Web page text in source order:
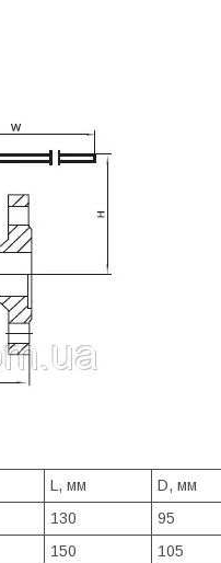
L, мм D, мм
130 95
150 105